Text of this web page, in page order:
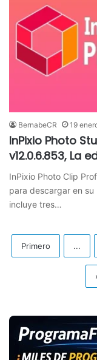
BernabeCR 19
InPixio Photo
v12.0.6.853, La
InPixio Photo Clip
para descargar en
incluye tres…
Primero ...